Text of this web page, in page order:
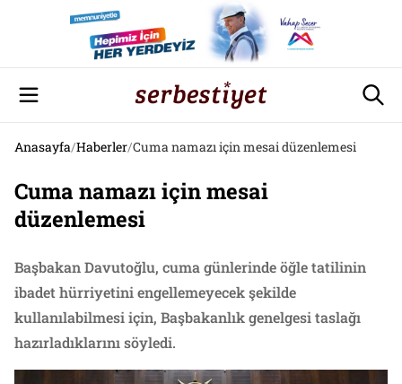
Anasayfa/Haberler/Cuma namazı için mesai düzenlemesi
Cuma namazı için mesai
düzenlemesi
Başbakan Davutoğlu, cuma günlerinde öğle tatilinin
ibadet hürriyetini engellemeyecek şekilde
kullanılabilmesi için, Başbakanlık genelgesi taslağı
hazırladıklarını söyledi.